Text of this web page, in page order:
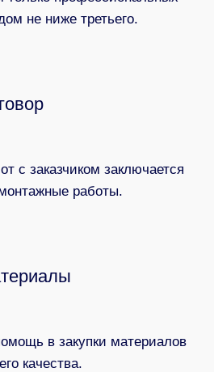
не ниже третьего.
с заказчиком заключается
работы.
в закупки материалов
качества.